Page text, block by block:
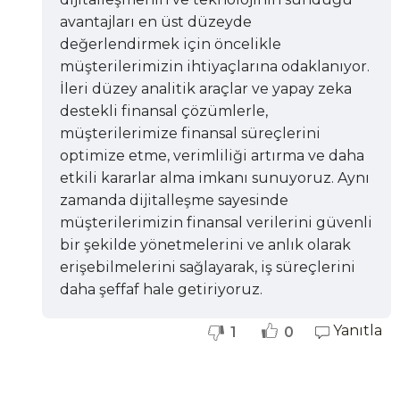
avantajları en üst düzeyde
değerlendirmek için öncelikle
müşterilerimizin ihtiyaçlarına odaklanıyor.
İleri düzey analitik araçlar ve yapay zeka
destekli finansal çözümlerle,
müşterilerimize finansal süreçlerini
optimize etme, verimliliği artırma ve daha
etkili kararlar alma imkanı sunuyoruz. Aynı
zamanda dijitalleşme sayesinde
müşterilerimizin finansal verilerini güvenli
bir şekilde yönetmelerini ve anlık olarak
erişebilmelerini sağlayarak, iş süreçlerini
daha şeffaf hale getiriyoruz.
1 0 Yanıtla